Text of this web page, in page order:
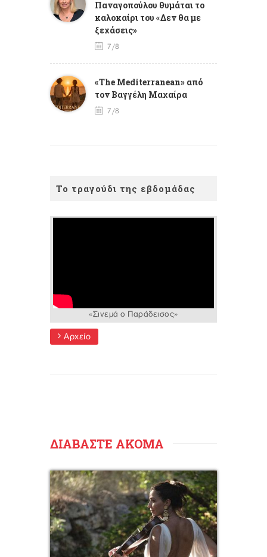
Παναγοπούλου θυμάται το
καλοκαίρι του «Δεν θα με
ξεχάσεις»
7/8
«The Mediterranean» από
τον Βαγγέλη Μαχαίρα
7/8
Το τραγούδι της εβδομάδας
«Σινεμά ο Παράδεισος»
Αρχείο
ΔΙΑΒΑΣΤΕ ΑΚΟΜΑ